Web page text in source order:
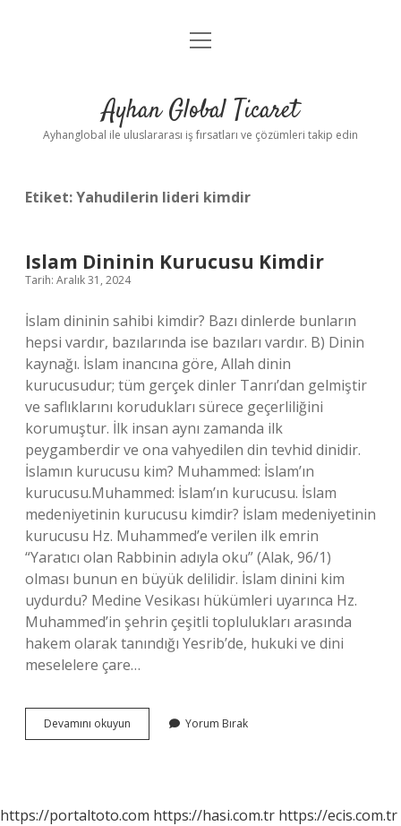
Anasayfa
Yasal Uyarı
menüyü
Ayhan Global Ticaret
Ayhanglobal ile uluslararası iş fırsatları ve çözümleri takip edin
Etiket:Yahudilerin lideri kimdir
Islam Dininin Kurucusu Kimdir
Tarih: Aralık 31, 2024
İslam dininin sahibi kimdir? Bazı dinlerde bunların
hepsi vardır, bazılarında ise bazıları vardır. B) Dinin
kaynağı. İslam inancına göre, Allah dinin
kurucusudur; tüm gerçek dinler Tanrı’dan gelmiştir
ve saflıklarını korudukları sürece geçerliliğini
korumuştur. İlk insan aynı zamanda ilk
peygamberdir ve ona vahyedilen din tevhid dinidir.
İslamın kurucusu kim? Muhammed: İslam’ın
kurucusu.Muhammed: İslam’ın kurucusu. İslam
medeniyetinin kurucusu kimdir? İslam medeniyetinin
kurucusu Hz. Muhammed’e verilen ilk emrin
“Yaratıcı olan Rabbinin adıyla oku” (Alak, 96/1)
olması bunun en büyük delilidir. İslam dinini kim
uydurdu? Medine Vesikası hükümleri uyarınca Hz.
Muhammed’in şehrin çeşitli toplulukları arasında
hakem olarak tanındığı Yesrib’de, hukuki ve dini
meselelere çare…
Devamını okuyun
Dininin
Yorum Bırak
https://portaltoto.com https://hasi.com.tr https://ecis.com.tr